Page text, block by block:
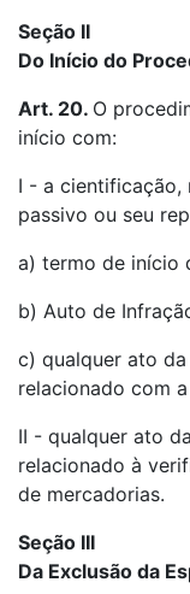
Seção II
Do Início do
Art. 20. O
início com:
I - a cientificação,
passivo ou seu
a) termo de início
b) Auto de
c) qualquer ato
relacionado com
II - qualquer ato
relacionado à
de mercadorias.
Seção III
Da Exclusão da